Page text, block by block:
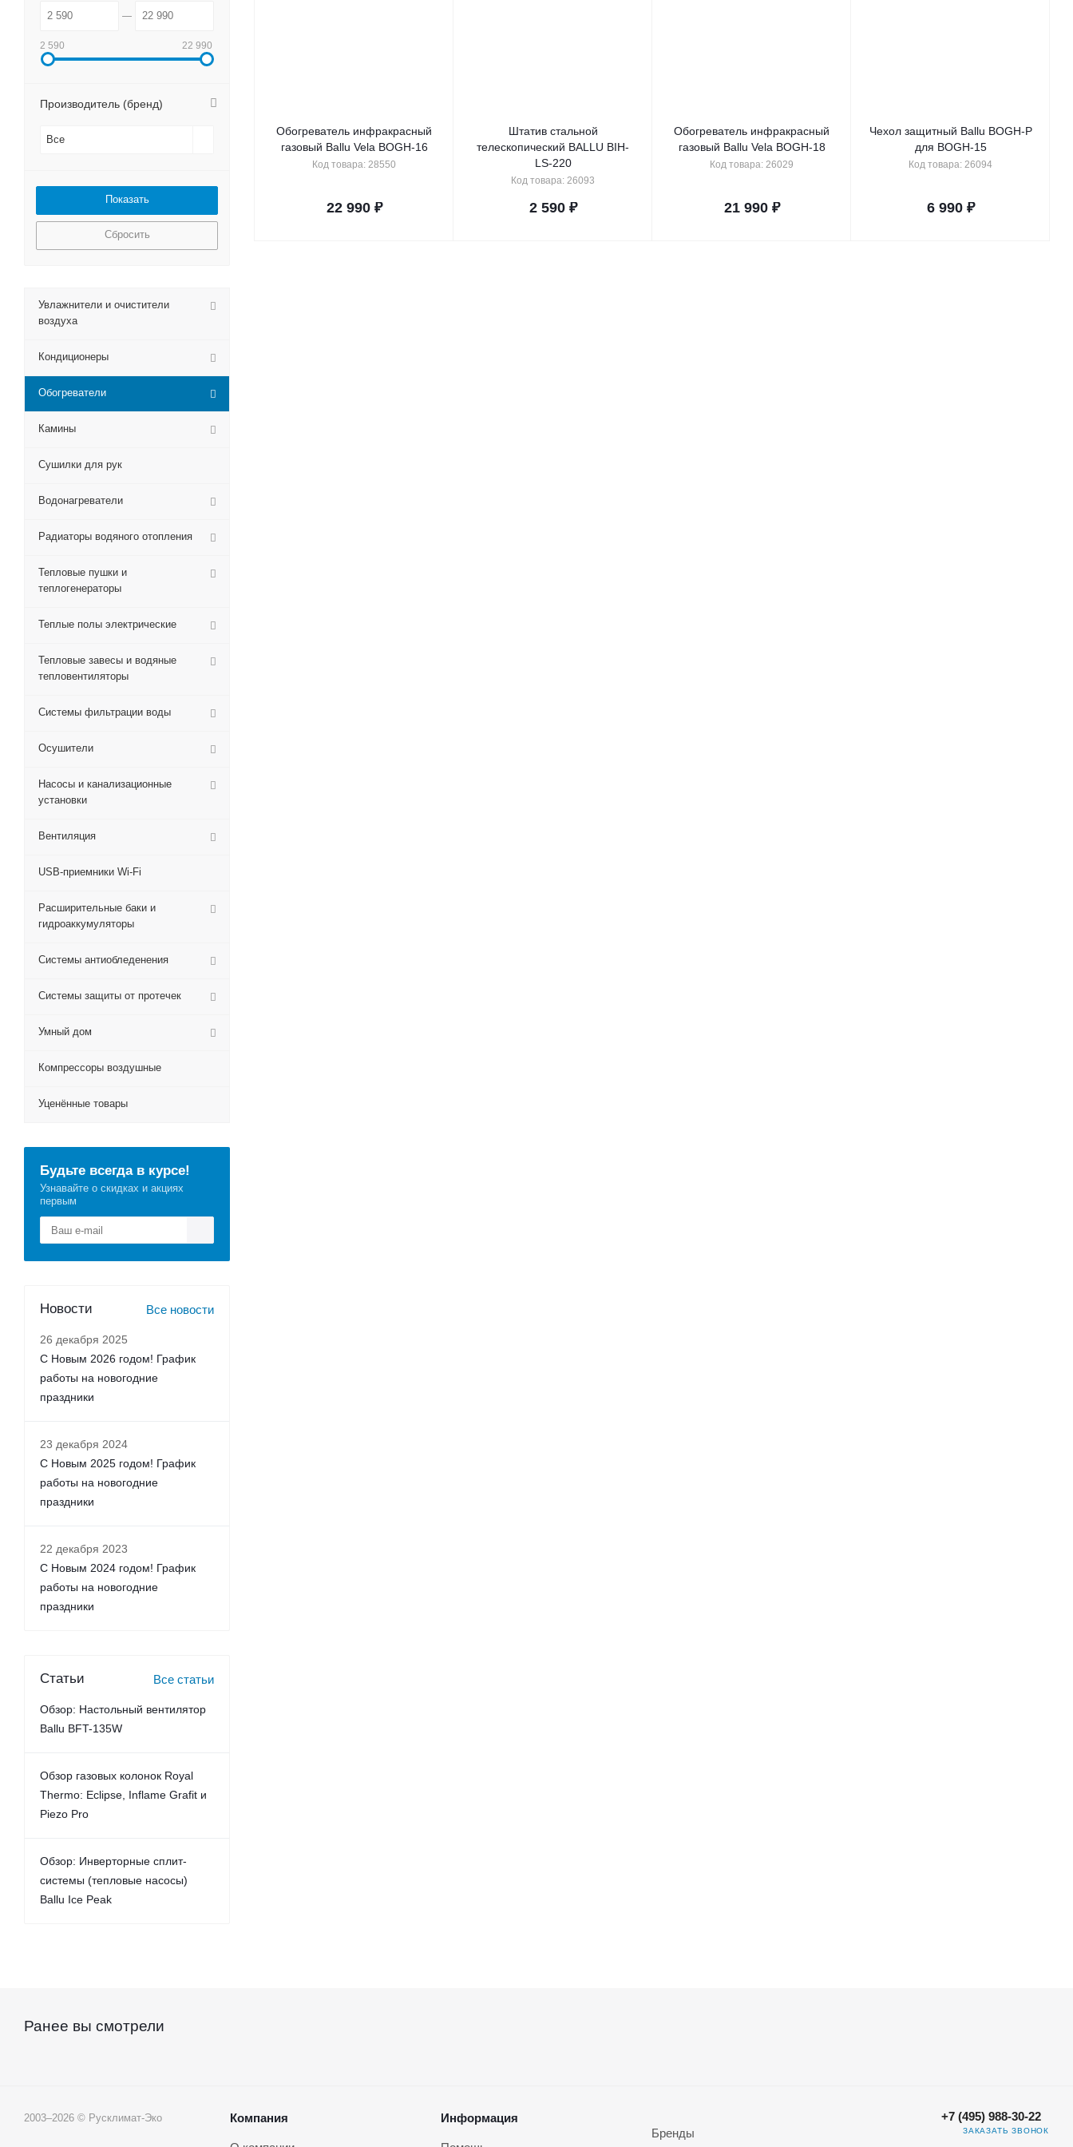
Обогреватель инфракрасный
газовый Ballu Vela BOGH-16
Код товара: 28550
22 990₽
Штатив стальной
телескопический BALLU BIH-
LS-220
Код товара: 26093
2 590₽
Обогреватель инфракрасный
газовый Ballu Vela BOGH-18
Код товара: 26029
21 990₽
Чехол защитный Ballu BOGH-P
для BOGH-15
Код товара: 26094
6 990₽
2 590 22 990
Производитель (бренд)
Все
Сбросить
Увлажнители и очистители
воздуха
Кондиционеры
Обогреватели
Камины
Сушилки для рук
Водонагреватели
Радиаторы водяного отопления
Тепловые пушки и
теплогенераторы
Теплые полы электрические
Тепловые завесы и водяные
тепловентиляторы
Системы фильтрации воды
Осушители
Насосы и канализационные
установки
Вентиляция
USB-приемники Wi-Fi
Расширительные баки и
гидроаккумуляторы
Системы антиобледенения
Системы защиты от протечек
Умный дом
Компрессоры воздушные
Уценённые товары
Будьте всегда в курсе!
Узнавайте о скидках и акциях
первым
Новости Все новости
26 декабря 2025
С Новым 2026 годом! График
работы на новогодние
праздники
23 декабря 2024
С Новым 2025 годом! График
работы на новогодние
праздники
22 декабря 2023
С Новым 2024 годом! График
работы на новогодние
праздники
Статьи Все статьи
Обзор: Настольный вентилятор
Ballu BFT-135W
Обзор газовых колонок Royal
Thermo: Eclipse, Inflame Grafit и
Piezo Pro
Обзор: Инверторные сплит-
системы (тепловые насосы)
Ballu Ice Peak
Ранее вы смотрели
2003–2026 © Русклимат-Эко Компания Информация
Бренды
+7 (495) 988-30-22
ЗАКАЗАТЬ ЗВОНОК